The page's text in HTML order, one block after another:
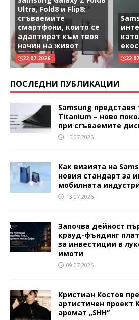
Ultra, Fold8 и Flip8:
сгъваемите
смартфони, които се
адаптират към твоя
начин на живот
22.07.2026
ПОСЛЕДНИ ПУБЛИКАЦИИ
Samsung представя
Titanium – ново
при сгъваемите
15.07.2026
Как визията на
новия стандарт за
мобилната
13.07.2026
Започва дейност
крауд-фъндинг
за инвестиции в
имоти
09.07.2026
Кристиан Костов
артистичен проект
аромат „SHH“